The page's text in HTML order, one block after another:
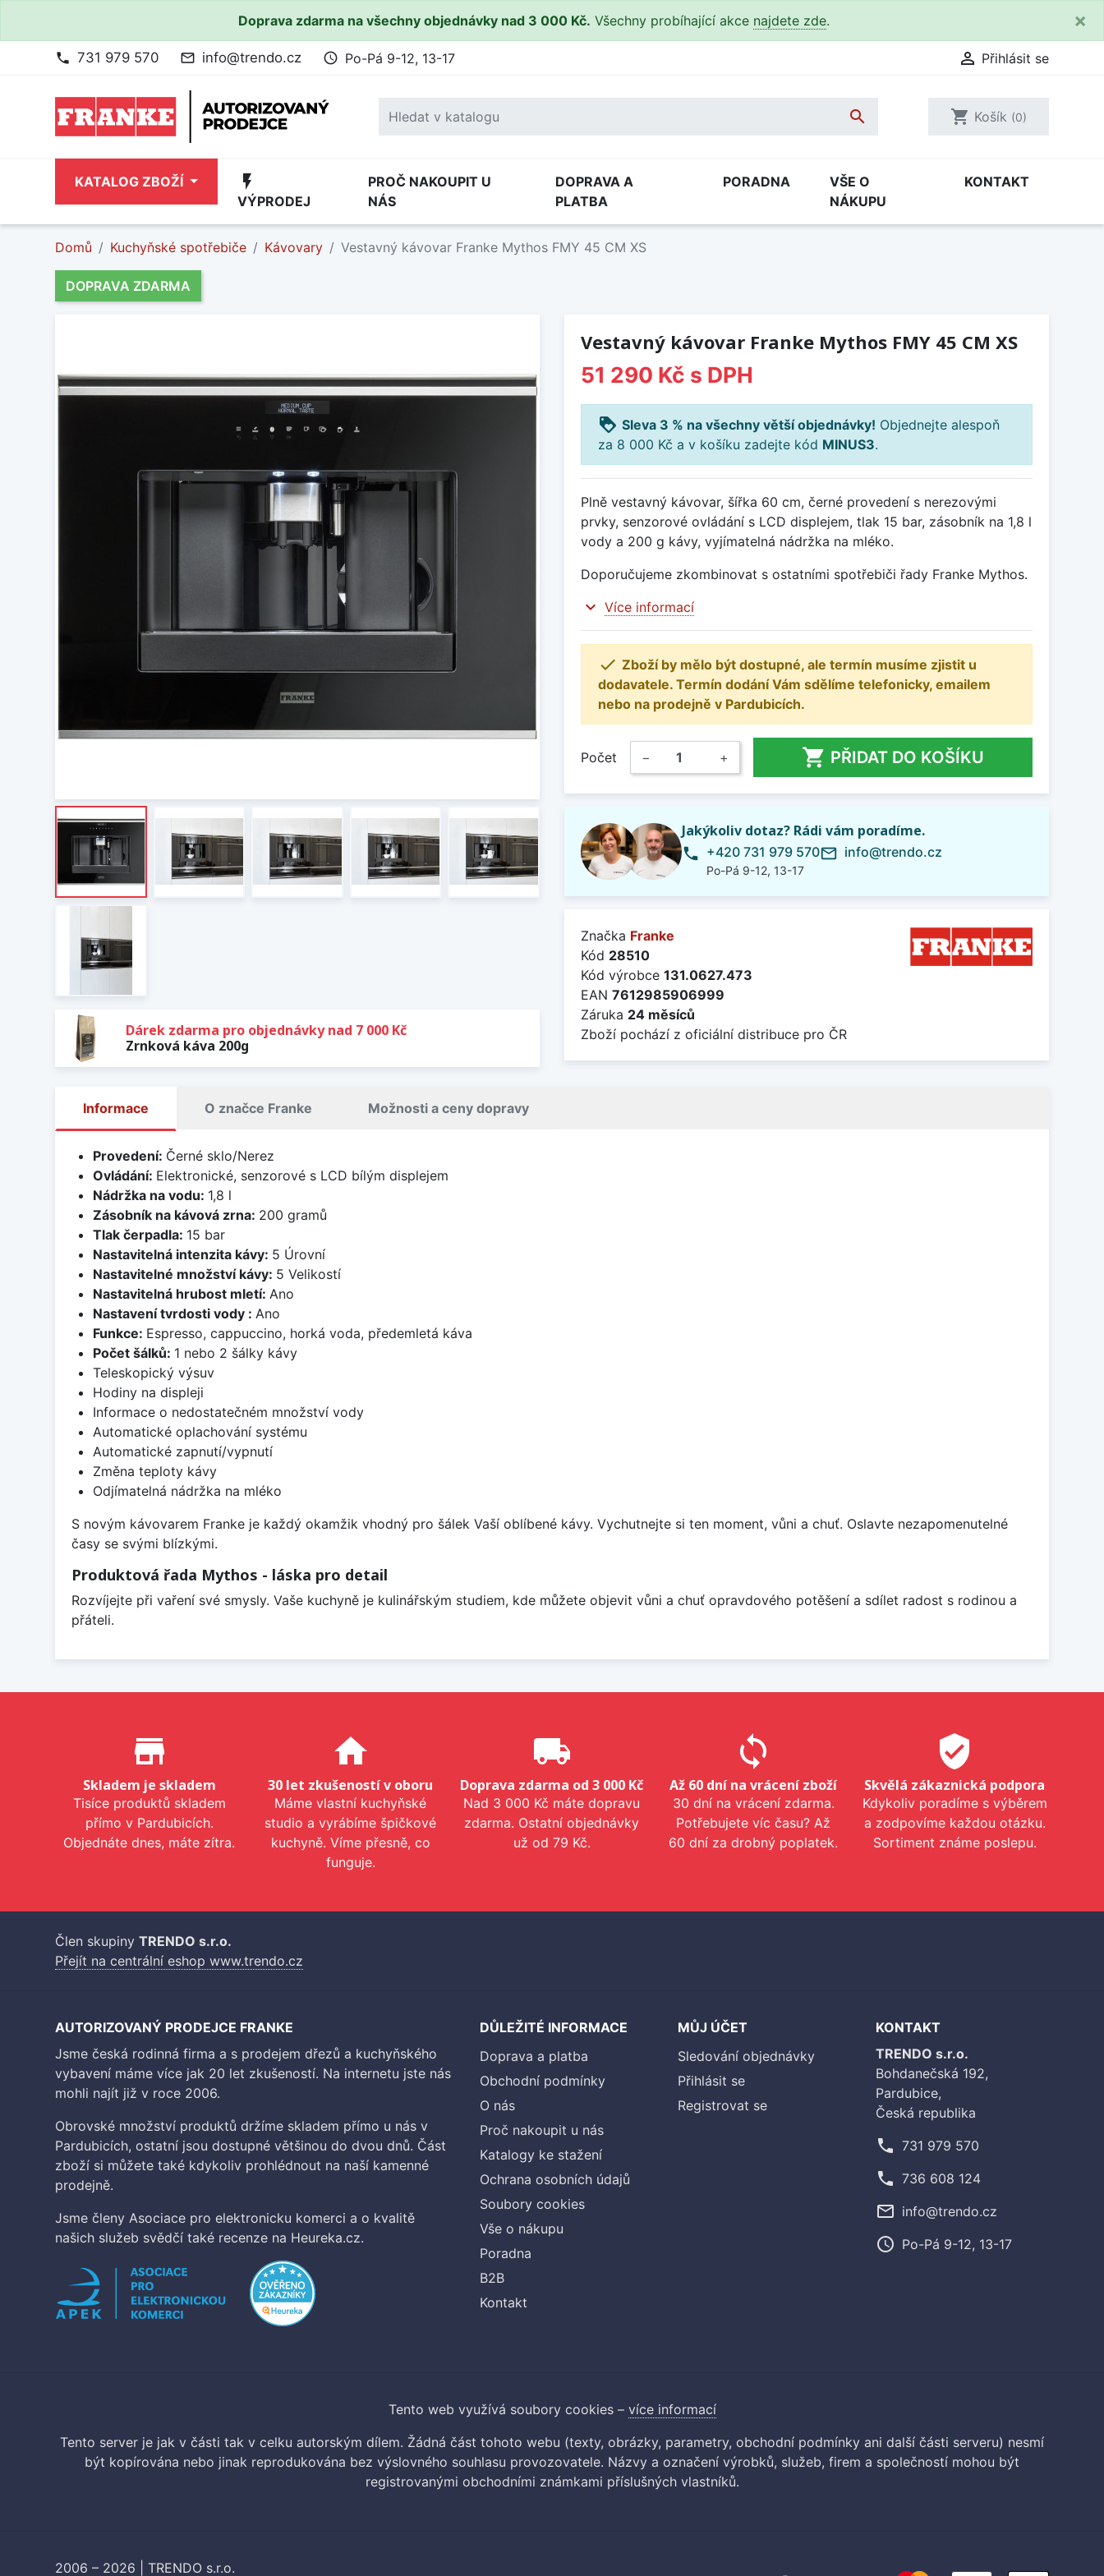
Doprava zdarma na všechny objednávky nad 3 000 Kč. Všechny probíhající akce najdete zde. ×
phone 731 979 570 mail_outline info@trendo.cz access_time Po-Pá 9-12, 13-17  Přihlásit se
 shopping_cart Košík (0)
KATALOG ZBOŽÍ flash_on
VÝPRODEJ
PROČ NAKOUPIT U
NÁS
DOPRAVA A
PLATBA
PORADNA
VŠE O
NÁKUPU
KONTAKT
Domů Kuchyňské spotřebiče Kávovary Vestavný kávovar Franke Mythos FMY 45 CM XS
DOPRAVA ZDARMA
Dárek zdarma pro objednávky nad 7 000 Kč
Zrnková káva 200g
Vestavný kávovar Franke Mythos FMY 45 CM XS
51 290 Kč s DPH
loyalty Sleva 3 % na všechny větší objednávky! Objednejte alespoň
za 8 000 Kč a v košíku zadejte kód MINUS3.
Plně vestavný kávovar, šířka 60 cm, černé provedení s nerezovými
prvky, senzorové ovládání s LCD displejem, tlak 15 bar, zásobník na 1,8 l
vody a 200 g kávy, vyjímatelná nádržka na mléko.
Doporučujeme zkombinovat s ostatními spotřebiči řady Franke Mythos.
expand_more Více informací
 Zboží by mělo být dostupné, ale termín musíme zjistit u
dodavatele. Termín dodání Vám sdělíme telefonicky, emailem
nebo na prodejně v Pardubicích.
Počet − +  PŘIDAT DO KOŠÍKU
Jakýkoliv dotaz? Rádi vám poradíme.
phone +420 731 979 570
Po-Pá 9-12, 13-17
mail_outline info@trendo.cz
Značka Franke
Kód 28510
Kód výrobce 131.0627.473
EAN 7612985906999
Záruka 24 měsíců
Zboží pochází z oficiální distribuce pro ČR
Informace O značce Franke Možnosti a ceny dopravy
Provedení: Černé sklo/Nerez
Ovládání: Elektronické, senzorové s LCD bílým displejem
Nádržka na vodu: 1,8 l
Zásobník na kávová zrna: 200 gramů
Tlak čerpadla: 15 bar
Nastavitelná intenzita kávy: 5 Úrovní
Nastavitelné množství kávy: 5 Velikostí
Nastavitelná hrubost mletí: Ano
Nastavení tvrdosti vody : Ano
Funkce: Espresso, cappuccino, horká voda, předemletá káva
Počet šálků: 1 nebo 2 šálky kávy
Teleskopický výsuv
Hodiny na displeji
Informace o nedostatečném množství vody
Automatické oplachování systému
Automatické zapnutí/vypnutí
Změna teploty kávy
Odjímatelná nádržka na mléko
S novým kávovarem Franke je každý okamžik vhodný pro šálek Vaší oblíbené kávy. Vychutnejte si ten moment, vůni a chuť. Oslavte nezapomenutelné
časy se svými blízkými.
Produktová řada Mythos - láska pro detail
Rozvíjejte při vaření své smysly. Vaše kuchyně je kulinářským studiem, kde můžete objevit vůni a chuť opravdového potěšení a sdílet radost s rodinou a
přáteli.
Proč nakupovat u nás?
store_mall_directory
Skladem je skladem
Tisíce produktů skladem
přímo v Pardubicích.
Objednáte dnes, máte zítra.
home
30 let zkušeností v oboru
Máme vlastní kuchyňské
studio a vyrábíme špičkové
kuchyně. Víme přesně, co
funguje.
local_shipping
Doprava zdarma od 3 000 Kč
Nad 3 000 Kč máte dopravu
zdarma. Ostatní objednávky
už od 79 Kč.
sync
Až 60 dní na vrácení zboží
30 dní na vrácení zdarma.
Potřebujete víc času? Až
60 dní za drobný poplatek.
verified_user
Skvělá zákaznická podpora
Kdykoliv poradíme s výběrem
a zodpovíme každou otázku.
Sortiment známe poslepu.
Člen skupiny TRENDO s.r.o.
Přejít na centrální eshop www.trendo.cz
AUTORIZOVANÝ PRODEJCE FRANKE
Jsme česká rodinná firma a s prodejem dřezů a kuchyňského
vybavení máme více jak 20 let zkušeností. Na internetu jste nás
mohli najít již v roce 2006.
Obrovské množství produktů držíme skladem přímo u nás v
Pardubicích, ostatní jsou dostupné většinou do dvou dnů. Část
zboží si můžete také kdykoliv prohlédnout na naší kamenné
prodejně.
Jsme členy Asociace pro elektronicku komerci a o kvalitě
našich služeb svědčí také recenze na Heureka.cz.
DŮLEŽITÉ INFORMACE
Doprava a platba
Obchodní podmínky
O nás
Proč nakoupit u nás
Katalogy ke stažení
Ochrana osobních údajů
Soubory cookies
Vše o nákupu
Poradna
B2B
Kontakt
MŮJ ÚČET
Sledování objednávky
Přihlásit se
Registrovat se
KONTAKT
TRENDO s.r.o.
Bohdanečská 192,
Pardubice,
Česká republika
phone 731 979 570
phone 736 608 124
mail_outline info@trendo.cz
access_time Po-Pá 9-12, 13-17
Tento web využívá soubory cookies – více informací
Tento server je jak v části tak v celku autorským dílem. Žádná část tohoto webu (texty, obrázky, parametry, obchodní podmínky ani další části serveru) nesmí
být kopírována nebo jinak reprodukována bez výslovného souhlasu provozovatele. Názvy a označení výrobků, služeb, firem a společností mohou být
registrovanými obchodními známkami příslušných vlastníků.
2006 – 2026 | TRENDO s.r.o.